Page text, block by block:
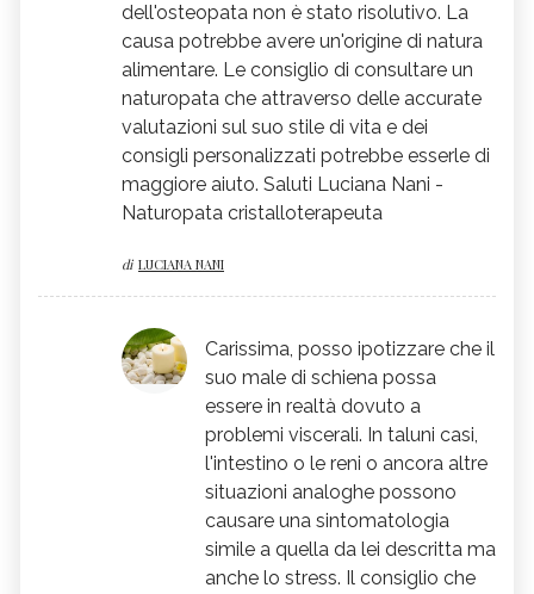
dell'osteopata non è stato risolutivo. La
causa potrebbe avere un'origine di natura
alimentare. Le consiglio di consultare un
naturopata che attraverso delle accurate
valutazioni sul suo stile di vita e dei
consigli personalizzati potrebbe esserle di
maggiore aiuto. Saluti Luciana Nani -
Naturopata cristalloterapeuta
di LUCIANA NANI
Carissima, posso ipotizzare che il
suo male di schiena possa
essere in realtà dovuto a
problemi viscerali. In taluni casi,
l'intestino o le reni o ancora altre
situazioni analoghe possono
causare una sintomatologia
simile a quella da lei descritta ma
anche lo stress. Il consiglio che